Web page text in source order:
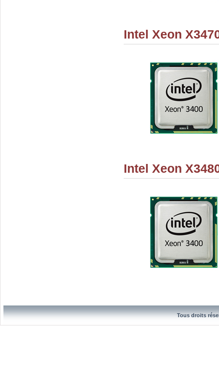
Intel Xeon
Intel Xeon
Tous droits